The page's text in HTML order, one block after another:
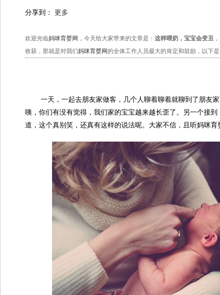
分享到： 更多
欢迎光临妈咪育婴网 ，今天给大家带来的文章是： 这样喂奶，宝宝会变丑
收获，那就是对我们妈咪育婴网的全体工作人员最大的肯定和鼓励，以下
一天，一起去朋友家做客，几个人聊着聊着就聊到了朋友家
咦，你们有没有觉得，我们家的宝宝越来越长歪了。另一个接
道，这个真别笑，还真有这样的说法呢。大家不信，且听妈咪育